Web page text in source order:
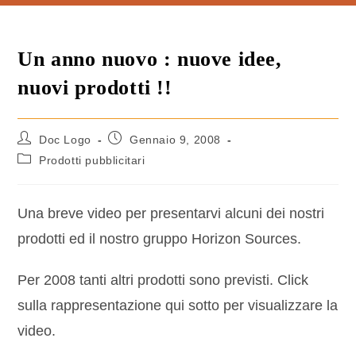
Un anno nuovo : nuove idee,
nuovi prodotti !!
Doc Logo
Gennaio 9, 2008
Prodotti pubblicitari
Una breve video per presentarvi alcuni dei nostri
prodotti ed il nostro gruppo Horizon Sources.
Per 2008 tanti altri prodotti sono previsti. Click
sulla rappresentazione qui sotto per visualizzare la
video.